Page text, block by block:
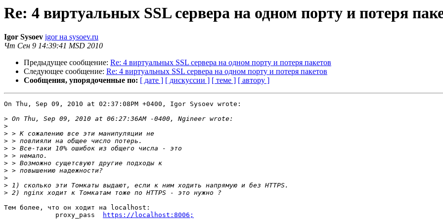
Re: 4 виртуальных SSL сервера на одном порту и потеря
Igor Sysoev igor на sysoev.ru
Чт Сен 9 14:39:41 MSD 2010
Предыдущее сообщение: Re: 4 виртуальных SSL сервера на одном порту и потеря пакетов
Следующее сообщение: Re: 4 виртуальных SSL сервера на одном порту и потеря пакетов
Сообщения, упорядоченные по: [ дате ] [ дискуссии ] [ теме ] [ автору ]
On Thu, Sep 09, 2010 at 02:37:08PM +0400, Igor Sysoev wrote:
>
>
>
>
>
>
>
>
>
>
>
Тем более, что он ходит на localhost:
             proxy_pass
https://localhost:8006;